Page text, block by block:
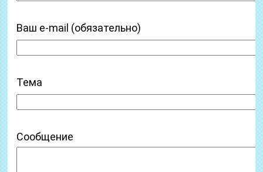
Ваш e-mail (обязательно)
Тема
Сообщение